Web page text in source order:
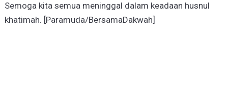
Semoga kita semua meninggal dalam keadaan husnul
khatimah. [Paramuda/BersamaDakwah]